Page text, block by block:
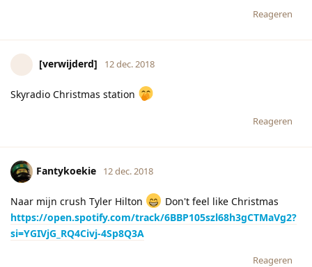
Reageren
[verwijderd] 12 dec. 2018
Skyradio Christmas station
Reageren
Fantykoekie 12 dec. 2018
Naar mijn crush Tyler Hilton
Don't feel like Christmas
https://open.spotify.com/track/6BBP105szl68h3gCTMaVg2?
si=YGIVjG_RQ4Civj-4Sp8Q3A
Reageren